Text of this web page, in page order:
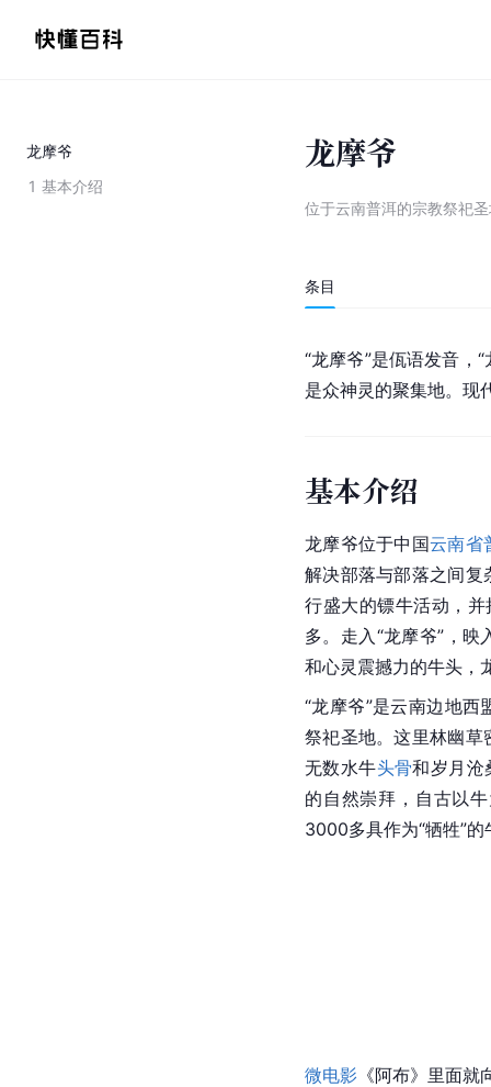
龙摩爷
1 基本介绍
龙摩爷
位于云南普洱的宗教祭祀
条目
“龙摩爷”是佤语发音，
是众神灵的聚集地。现
基本介绍
龙摩爷位于中国云南省
解决部落与部落之间
行盛大的镖牛活动，并
多。走入“龙摩爷”，
和心灵震撼力的牛头，
“龙摩爷”是云南边地西
祭祀圣地。这里林幽草
无数水牛头骨和岁月沧
的自然崇拜，自古以
3000多具作为“牺牲”的
微电影 《阿布》里面